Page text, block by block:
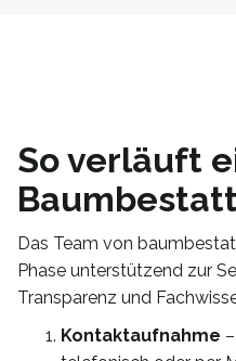
So verläuft
Das Team von
Phase unterstützend zur
Transparenz und
Kontaktaufnahme